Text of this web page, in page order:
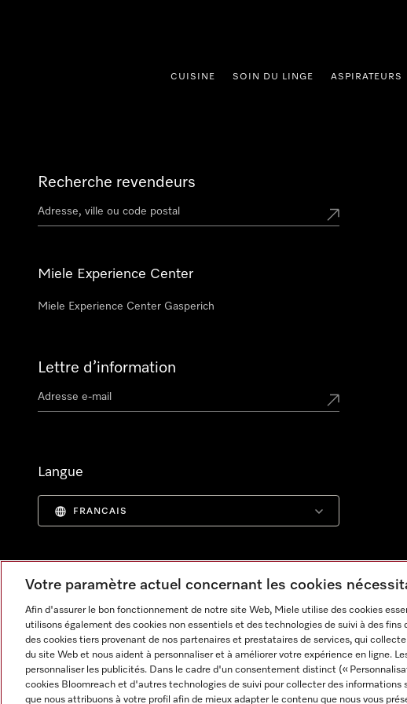
CUISINE SOIN DU LINGE ASPIRATEURS
Recherche revendeurs
Miele Experience Center
Miele Experience Center Gasperich
Lettre d’information
Langue
FRANCAIS
Informations légales CGV Protection des données Conditions
Votre paramètre actuel concernant les cookies
Afin d'assurer le bon fonctionnement de notre site Web, Miele utilise des cookies
utilisons également des cookies non essentiels et des technologies de suivi à des
des cookies tiers provenant de nos partenaires et prestataires de services, qui
du site Web et nous aident à personnaliser et à améliorer votre expérience en ligne.
personnaliser les publicités. Dans le cadre d'un consentement distinct («
cookies Bloomreach et d'autres technologies de suivi pour collecter des
que nous attribuons à votre profil afin de mieux adapter le contenu que nous vous